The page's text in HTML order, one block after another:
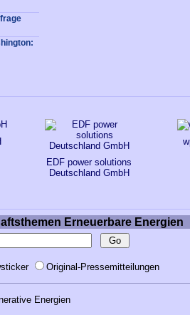
EDF power solutions
Deutschland GmbH
Erneuerbare Energien
Original-Pressemitteilungen
Energien